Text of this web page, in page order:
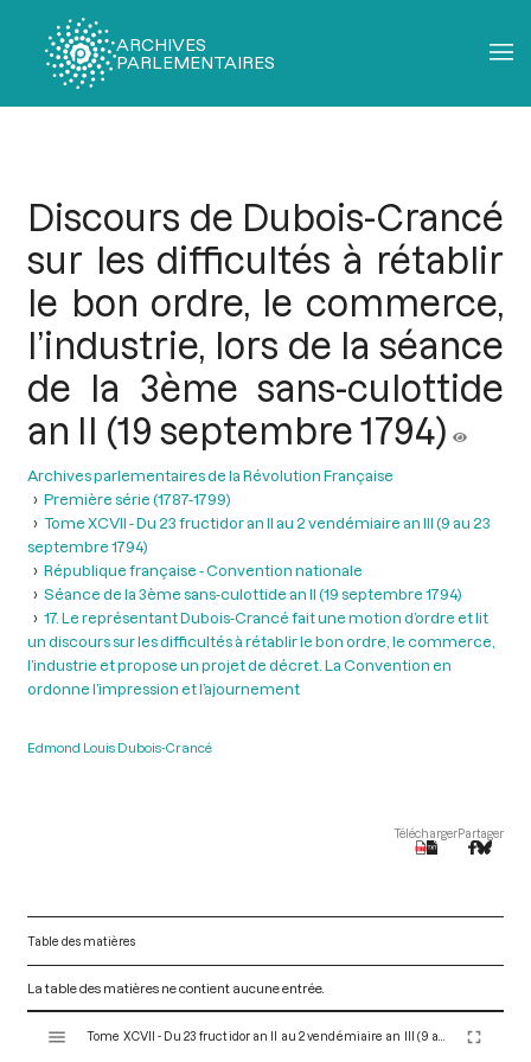
ARCHIVES
PARLEMENTAIRES
Discours de Dubois-Crancé
sur les difficultés à rétablir
le bon ordre, le commerce,
l’industrie, lors de la séance
de la 3ème sans-culottide
an II (19 septembre 1794)
Archives parlementaires de la Révolution Française
Première série (1787-1799)
Tome XCVII - Du 23 fructidor an II au 2 vendémiaire an III (9 au 23
septembre 1794)
République française - Convention nationale
Séance de la 3ème sans-culottide an II (19 septembre 1794)
17. Le représentant Dubois-Crancé fait une motion d’ordre et lit
un discours sur les difficultés à rétablir le bon ordre, le commerce,
l’industrie et propose un projet de décret. La Convention en
ordonne l’impression et l’ajournement
Edmond Louis Dubois-Crancé
TéléchargerPartager
Table des matières
La table des matières ne contient aucune entrée.